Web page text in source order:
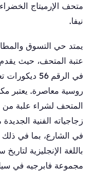
متحف الإرميتاج
نيفا.
يمتد حي التسوق
عتبة المتحف، حيث
في الرقم 56
روسية معاصرة. يعتبر
المتحف لشراء علبة
باللغة الإنجليزية
مجموعة فابرجيه في